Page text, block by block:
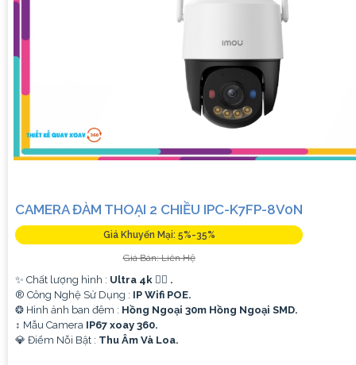
CAMERA ĐÀM THOẠI 2 CHIỀU IPC-K7FP-8V0N
Giá Khuyến Mại: 5%-35%
Giá Bán: Liên Hệ
✨ Chất lượng hình : Ultra 4k 👍🏾 .
®️ Công Nghệ Sử Dụng : IP Wifi POE.
❂ Hình ảnh ban đêm : Hồng Ngoại 30m Hồng Ngoại SMD.
↕️ Mẫu Camera IP67 xoay 360.
️💎 Điểm Nỗi Bật : Thu Âm Và Loa.